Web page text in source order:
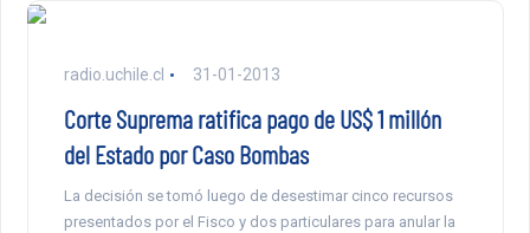
radio.uchile.cl 31-01-2013
Corte Suprema ratifica pago de US$ 1 millón
del Estado por Caso Bombas
La decisión se tomó luego de desestimar cinco recursos
presentados por el Fisco y dos particulares para anular la